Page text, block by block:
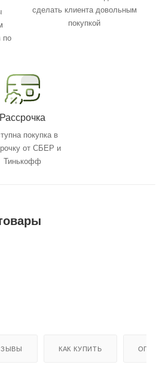
по
сделать клиента довольным
покупкой
Рассрочка
покупка в
от СБЕР и
Тинькофф
КАК КУПИТЬ